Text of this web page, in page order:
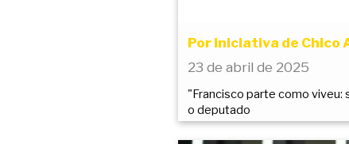
Por iniciativa de Chico
23 de abril de 2025
"Francisco parte como viveu:
o deputado